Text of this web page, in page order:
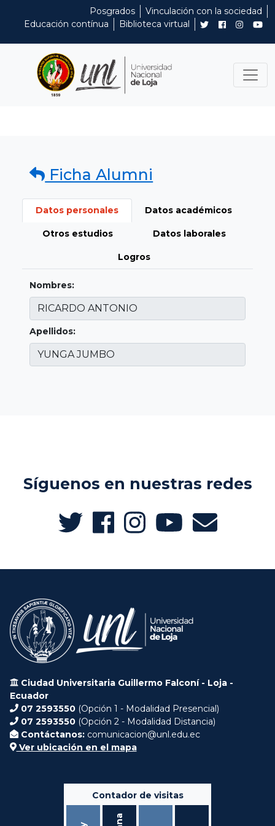
Posgrados
Vinculación con la sociedad
Educación contínua
Biblioteca virtual
Ficha Alumni
Datos personales Datos académicos
Otros estudios Datos laborales
Logros
Nombres:
Apellidos:
Síguenos en nuestras redes
Ciudad Universitaria Guillermo Falconí - Loja -
Ecuador
07 2593550 (Opción 1 - Modalidad Presencial)
07 2593550 (Opción 2 - Modalidad Distancia)
Contáctanos: comunicacion@unl.edu.ec
Ver ubicación en el mapa
Contador de visitas